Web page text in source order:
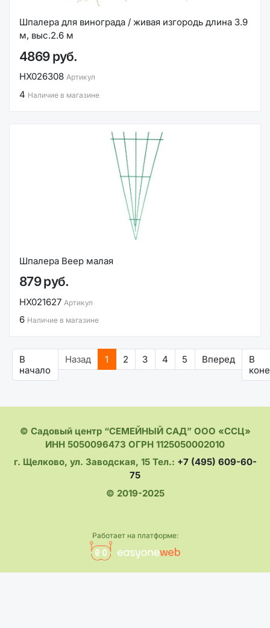
Шпалера для винограда / живая изгородь длина 3.9
м, выс.2.6 м
4869 руб.
НХ026308 Артикул
4 Наличие в магазине
Шпалера Веер малая
879 руб.
НХ021627 Артикул
6 Наличие в магазине
В
начало
Назад 1 2 3 4 5 Вперед
В
© Садовый центр “СЕМЕЙНЫЙ САД” ООО «ССЦ»
ИНН 5050096473 ОГРН 1125050002010
г. Щелково, ул. Заводская, 15 Тел.: +7 (495) 609-60-
75
© 2019-2025
Работает на платформе: